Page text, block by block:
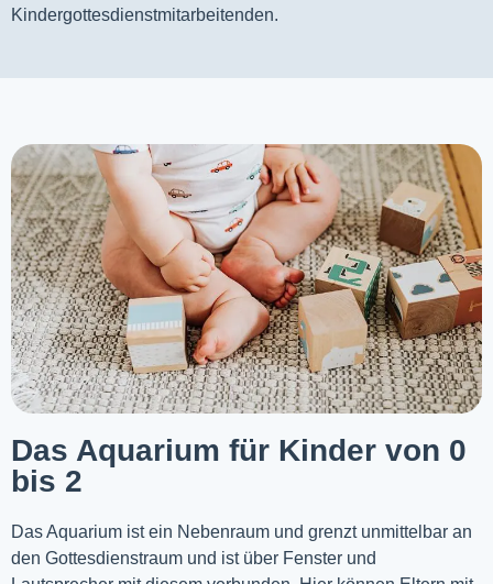
Kindergottesdienstmitarbeitenden.
Das Aquarium für Kinder von 0
bis 2
Das Aquarium ist ein Nebenraum und grenzt unmittelbar an
den Gottesdienstraum und ist über Fenster und